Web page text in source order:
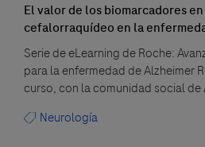
El valor de los biomarcadores
cefalorraquídeo en la
Serie de eLearning de Roche:
para la enfermedad de Alzheimer
curso, con la comunidad social de
Neurología